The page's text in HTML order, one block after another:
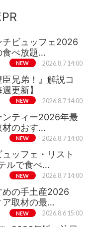
チビュッフェ2026
食べ放題…
NEW 2026.8.7 14:00
兄弟！』解説コ
更新】
NEW 2026.8.7 14:00
ンティー2026年最
材のおす…
NEW 2026.8.7 14:00
ッフェ・リスト
ルで食べ…
NEW 2026.8.7 14:00
めの手土産2026
ア取材の最…
NEW 2026.8.6 15:00